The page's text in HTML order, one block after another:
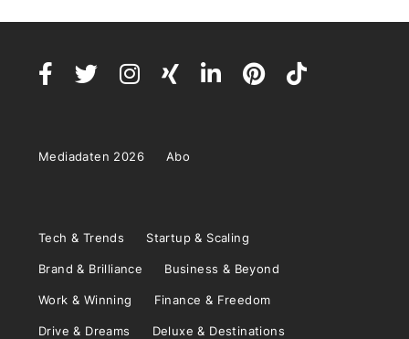
Mediadaten 2026 Abo
Tech & Trends Startup & Scaling
Brand & Brilliance Business & Beyond
Work & Winning Finance & Freedom
Drive & Dreams Deluxe & Destinations